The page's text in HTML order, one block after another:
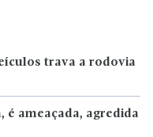
trava a rodovia
é ameaçada, agredida